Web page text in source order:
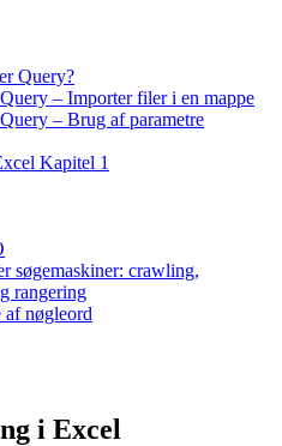
Query?
– Importer filer i en mappe
– Brug af parametre
Kapitel 1
søgemaskiner: crawling,
rangering
af nøgleord
i Excel